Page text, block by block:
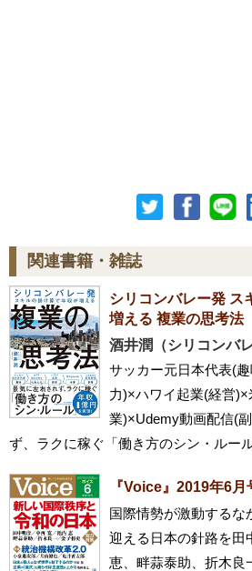
関連書籍・雑誌
シリコンバレー発 ス
増える 複業の思考法
酒井潤（シリコンバ
サッカー元日本代表(
力)×ハワイ起業(経営
業)×Udemy動画配信(
ず、ラクに稼ぐ「働き方のシン・ルール
『Voice』2019年6月
国際情勢が激動するな
迎える日本の針路を田
恵、畔蒜泰助、折木良